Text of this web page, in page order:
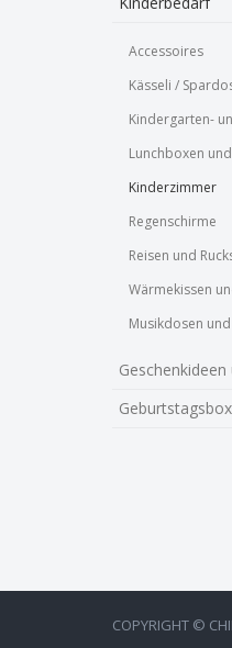
Accessoires
Kässeli /
Kindergarten-
Lunchboxen
Kinderzimmer
Regenschirme
Reisen und
Wärmekissen
Musikdosen
Geburtstagsbox
COPYRIGHT ©